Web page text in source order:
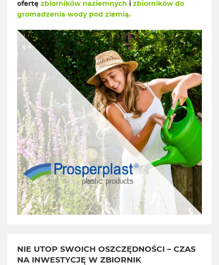
ofertę zbiorników naziemnych i zbiorników do
gromadzenia wody pod ziemią.
NIE UTOP SWOICH OSZCZĘDNOŚCI – CZAS
NA INWESTYCJĘ W ZBIORNIK